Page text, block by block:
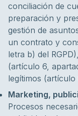
conciliación de
preparación y
gestión de
un contrato y
letra b) del
(artículo 6,
legítimos (artículo
Marketing,
Procesos